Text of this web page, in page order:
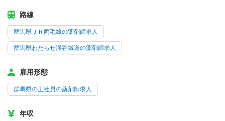
路線
群馬県ＪＲ両毛線の薬剤師求人
群馬県わたらせ渓谷鐵道の薬剤師求人
雇用形態
群馬県の正社員の薬剤師求人
年収